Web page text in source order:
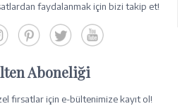
faydalanmak için bizi takip et!
Aboneliği
fırsatlar için e-bültenimize kayıt ol!